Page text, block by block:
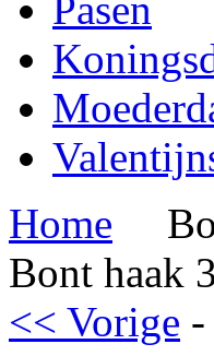
Home
Bont haak
<< Vorige -